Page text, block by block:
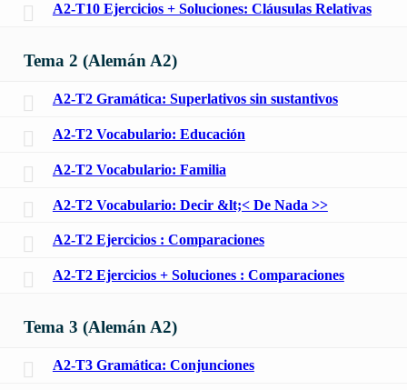
A2-T10 Ejercicios + Soluciones: Cláusulas Relativas
Tema 2 (Alemán A2)
A2-T2 Gramática: Superlativos sin sustantivos
A2-T2 Vocabulario: Educación
A2-T2 Vocabulario: Familia
A2-T2 Vocabulario: Decir &lt;< De Nada >>
A2-T2 Ejercicios : Comparaciones
A2-T2 Ejercicios + Soluciones : Comparaciones
Tema 3 (Alemán A2)
A2-T3 Gramática: Conjunciones